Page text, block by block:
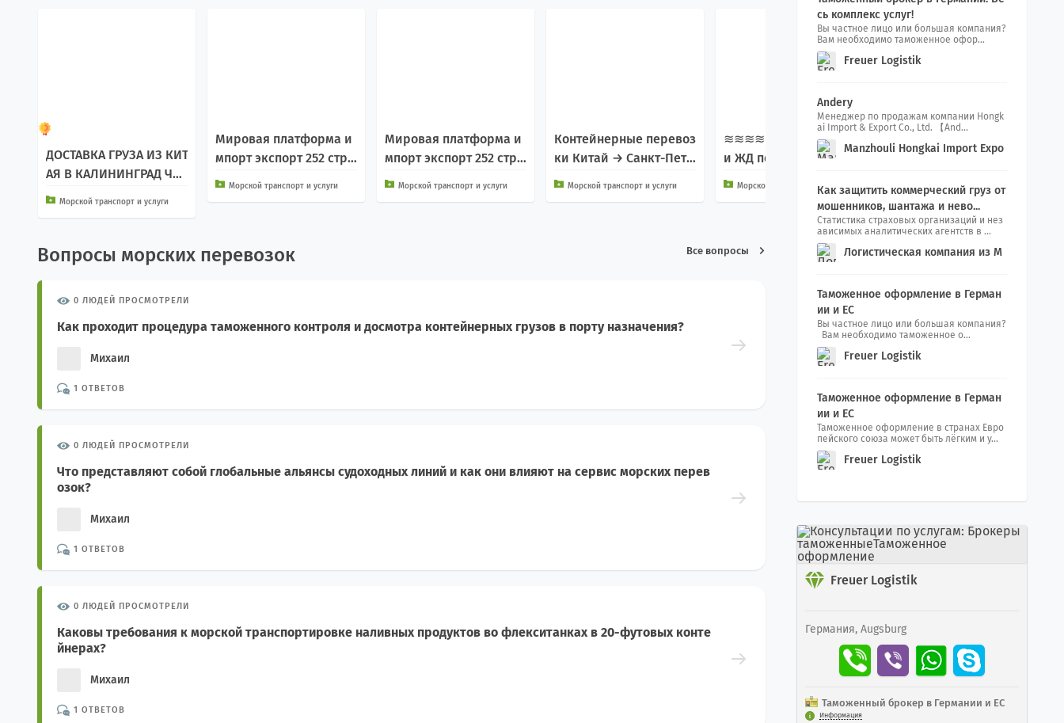
ДОСТАВКА ГРУЗА ИЗ КИТ
АЯ В КАЛИНИНГРАД ЧЕР
ЕЗ СМП
Морской транспорт и услуги
Мировая платформа и
мпорт экспорт 252 стра
н
Морской транспорт и услуги
Мировая платформа и
мпорт экспорт 252 стра
н
Морской транспорт и услуги
Контейнерные перевоз
ки Китай → Санкт-Пете
рбург
Морской транспорт и услуги
≋≋≋≋≋≋≋≋ Морские
и ЖД перевозки ≋≋≋
≋≋≋≋≋
Морской транспорт и услуги
МОРСКИЕ ПЕРЕВОЗКИ И
Морской транспорт и услуги
Вопросы морских перевозок Все вопросы
0 ЛЮДЕЙ ПРОСМОТРЕЛИ
Как проходит процедура таможенного контроля и досмотра контейнерных грузов в порту назначения?
Михаил
1 ОТВЕТОВ
0 ЛЮДЕЙ ПРОСМОТРЕЛИ
Что представляют собой глобальные альянсы судоходных линий и как они влияют на сервис морских перев
озок?
Михаил
1 ОТВЕТОВ
0 ЛЮДЕЙ ПРОСМОТРЕЛИ
Каковы требования к морской транспортировке наливных продуктов во флекситанках в 20-футовых конте
йнерах?
Михаил
1 ОТВЕТОВ
сь комплекс услуг!
Вы частное лицо или большая компания?
Вам необходимо таможенное офор...
Freuer Logistik
Andery
Менеджер по продажам компании Hongk
ai Import & Export Co., Ltd. 【And...
Manzhouli Hongkai Import Expo
Как защитить коммерческий груз от
мошенников, шантажа и нево...
Статистика страховых организаций и нез
ависимых аналитических агентств в ...
Логистическая компания из М
Таможенное оформление в Герман
ии и ЕС
Вы частное лицо или большая компания?
Вам необходимо таможенное о...
Freuer Logistik
Таможенное оформление в Герман
ии и ЕС
Таможенное оформление в странах Евро
пейского союза может быть лёгким и у...
Freuer Logistik
Freuer Logistik
Германия, Augsburg
Таможенный брокер в Германии и ЕС
Информация